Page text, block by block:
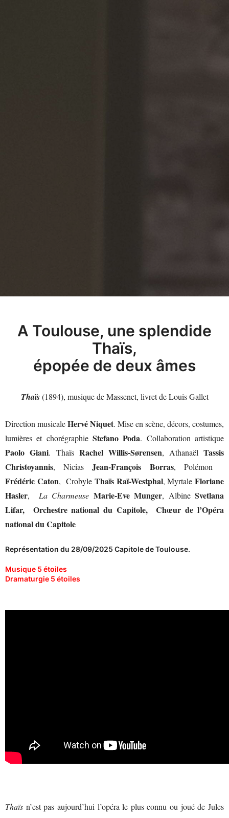
A Toulouse, une splendide
Thaïs,
épopée de deux âmes
Thaïs(1894), musique de Massenet, livret de Louis Gallet
Direction musicaleHervé Niquet. Mise en scène, décors, costumes,
lumières et chorégraphie Stefano Poda. Collaboration artistique
Paolo Giani. Thaïs Rachel Willis-Sørensen, Athanaël Tassis
Christoyannis, NiciasJean-François Borras, Polémon
Frédéric Caton, CrobyleThaïs Raï-Westphal, MyrtaleFloriane
Hasler, La Charmeuse Marie-Eve Munger, AlbineSvetlana
Lifar,
Orchestre national du Capitole, Chœur de l’Opéra
national du Capitole
Représentation du 28/09/2025 Capitole de Toulouse.
Musique 5 étoiles
Dramaturgie 5 étoiles
Thaïs n’est pas aujourd’hui l’opéra le plus connu ou joué de Jules